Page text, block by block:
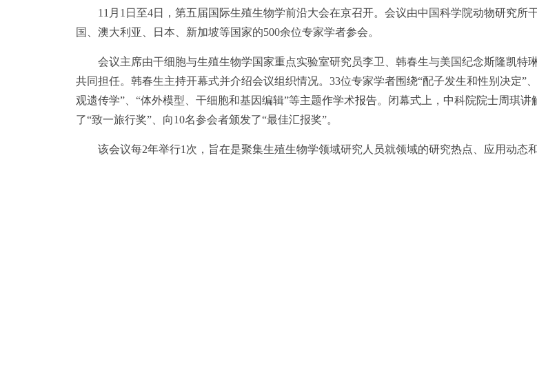
11月1日至4日，第五届国际生殖生物学前沿大会在京召开。会议由中国科学院动物研究所
国、澳大利亚、日本、新加坡等国家的500余位专家学者参会。
会议主席由干细胞与生殖生物学国家重点实验室研究员李卫、韩春生与美国纪念斯隆凯特琳
共同担任。韩春生主持开幕式并介绍会议组织情况。33位专家学者围绕“配子发生和性别决定”
观遗传学”、“体外模型、干细胞和基因编辑”等主题作学术报告。闭幕式上，中科院院士周琪
了“致一旅行奖”、向10名参会者颁发了“最佳汇报奖”。
该会议每2年举行1次，旨在是聚集生殖生物学领域研究人员就领域的研究热点、应用动态